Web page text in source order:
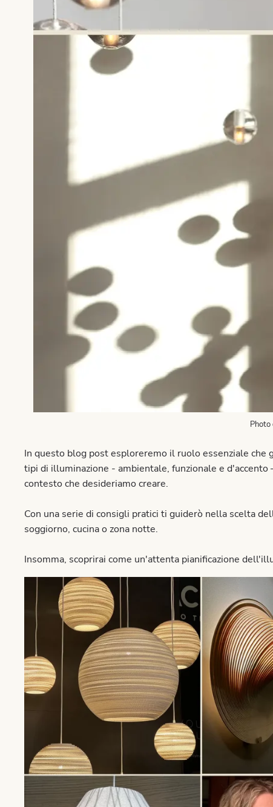
In questo blog post esploreremo il ruolo essenziale che
tipi di illuminazione - ambientale, funzionale e
contesto che desideriamo creare.
Con una serie di consigli pratici ti guiderò nella scelta
soggiorno, cucina o zona notte.
Insomma, scoprirai come un'attenta pianificazione